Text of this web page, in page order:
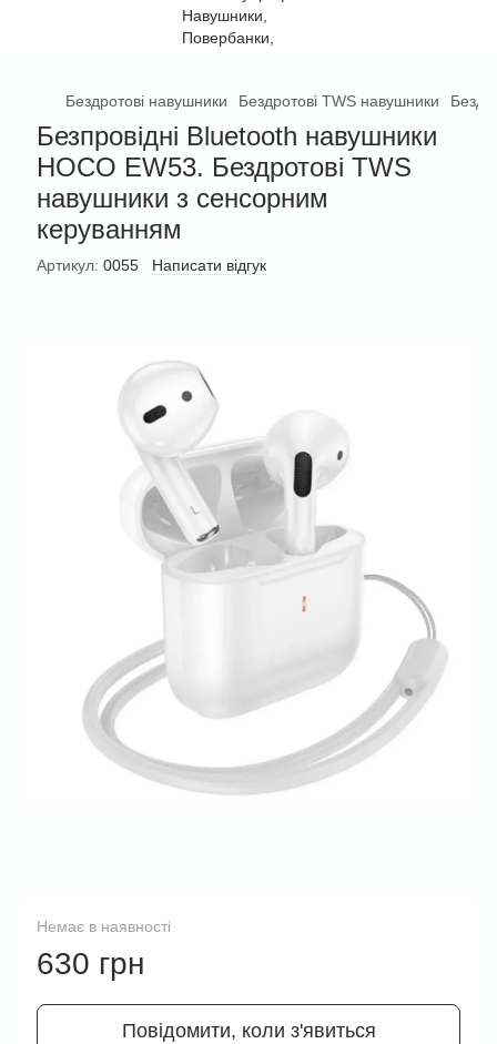
Бездротові навушники Бездротові TWS навушники
Безпровідні Bluetooth навушники
HOCO EW53. Бездротові TWS
навушники з сенсорним
керуванням
Артикул: 0055 Написати відгук
Немає в наявності
630 грн
Повідомити, коли з'явиться